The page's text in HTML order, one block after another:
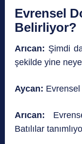
Evrensel
Belirliyor?
Arıcan: Şimdi
şekilde yine
Aycan:
Arıcan:
Batılılar